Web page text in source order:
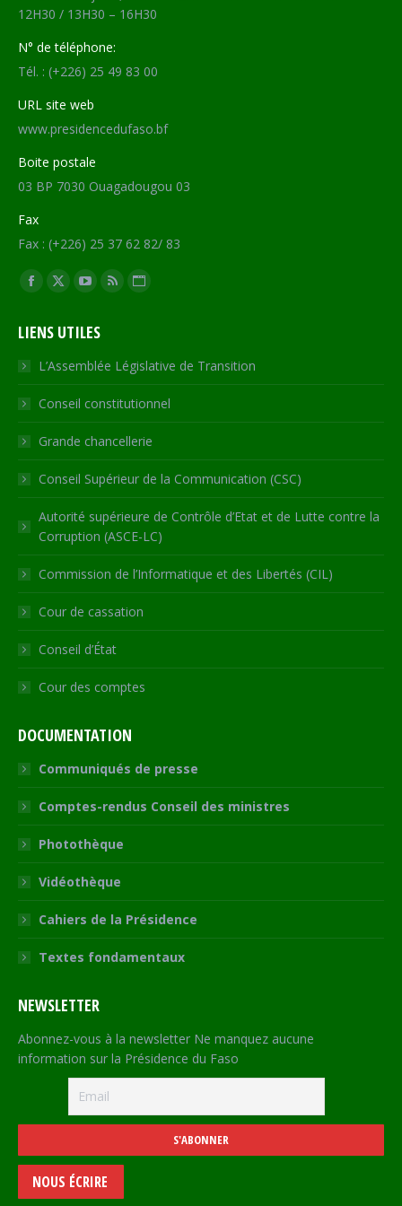
12H30 / 13H30 – 16H30
N° de téléphone:
Tél. : (+226) 25 49 83 00
URL site web
www.presidencedufaso.bf
Boite postale
03 BP 7030 Ouagadougou 03
Fax
Fax : (+226) 25 37 62 82/ 83
Trouvez nous sur :
Facebook
opens
in
new
window
X
opens
in
new
window
YouTube
opens
in
new
window
RSS
in
new
window
Site
opens
in
new
LIENS UTILES
L’Assemblée Législative de Transition
Conseil constitutionnel
Grande chancellerie
Conseil Supérieur de la Communication (CSC)
Autorité supérieure de Contrôle d’Etat et de Lutte contre la
Corruption (ASCE-LC)
Commission de l’Informatique et des Libertés (CIL)
Cour de cassation
Conseil d’État
Cour des comptes
DOCUMENTATION
Communiqués de presse
Comptes-rendus Conseil des ministres
Photothèque
Vidéothèque
Cahiers de la Présidence
Textes fondamentaux
NEWSLETTER
Abonnez-vous à la newsletter Ne manquez aucune
information sur la Présidence du Faso
NOUS ÉCRIRE